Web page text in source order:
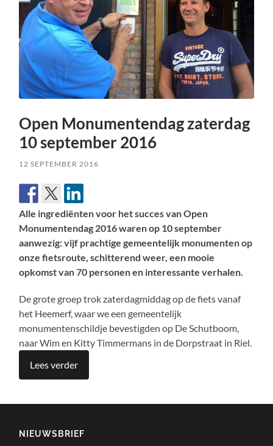
Open Monumentendag zaterdag
10 september 2016
12 SEPTEMBER 2016
Alle ingrediënten voor het succes van Open
Monumentendag 2016 waren op 10 september
aanwezig: vijf prachtige gemeentelijk monumenten op
onze fietsroute, schitterend weer, een mooie
opkomst van 70 personen en interessante verhalen.
De grote groep trok zaterdagmiddag op de fiets vanaf
het Heemerf, waar we een gemeentelijk
monumentenschildje bevestigden op De Schutboom,
naar Wim en Kitty Timmermans in de Dorpstraat in Riel.
Lees verder
NIEUWSBRIEF